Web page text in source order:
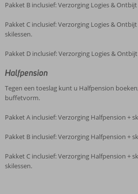
Pakket B inclusief: Verzorging Logies &
Pakket C inclusief: Verzorging Logies &
skilessen.
Pakket D inclusief: Verzorging Logies &
Halfpension
Tegen een toeslag kunt u Halfpension
buffetvorm.
Pakket A inclusief: Verzorging Halfpension +
Pakket B inclusief: Verzorging Halfpension +
Pakket C inclusief: Verzorging Halfpension +
skilessen.